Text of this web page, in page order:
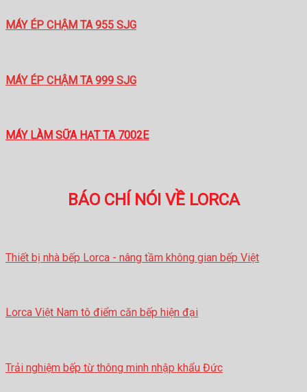
MÁY ÉP CHẬM TA 955 SJG
MÁY ÉP CHẬM TA 999 SJG
MÁY LÀM SỮA HẠT TA 7002E
BÁO CHÍ NÓI VỀ LORCA
Thiết bị nhà bếp Lorca - nâng tầm không gian bếp Việt
Lorca Việt Nam tô điểm căn bếp hiện đại
Trải nghiệm bếp từ thông minh nhập khẩu Đức